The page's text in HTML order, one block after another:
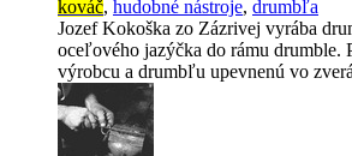
kováč, hudobné nástroje, drumbľa
Jozef Kokoška zo Zázrivej vyrába
oceľového jazýčka do rámu drumble.
výrobcu a drumbľu upevnenú vo